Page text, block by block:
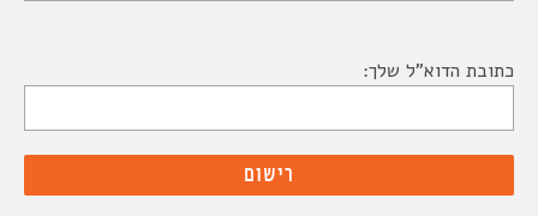
כתובת הדוא"ל שלך: